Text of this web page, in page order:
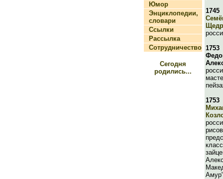
Юмор
Энциклопедии,
словари
Ссылки
Рассылка
Сотрудничество
Сегодня
родились...
1745
1753
1753